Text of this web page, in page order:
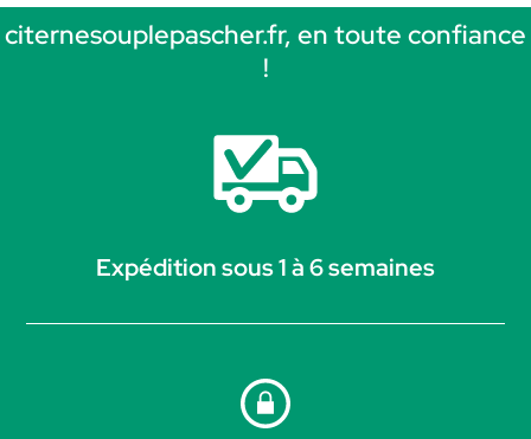
citernesouplepascher.fr, en toute confiance
!
Expédition sous 1 à 6 semaines